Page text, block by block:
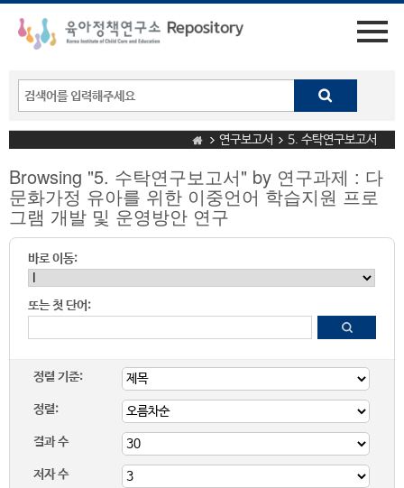
연구보고서 5. 수탁연구보고서
Browsing "5. 수탁연구보고서" by 연구과제 : 다
문화가정 유아를 위한 이중언어 학습지원 프로
그램 개발 및 운영방안 연구
바로 이동:
또는 첫 단어:
정렬 기준:
정렬:
결과 수
저자 수